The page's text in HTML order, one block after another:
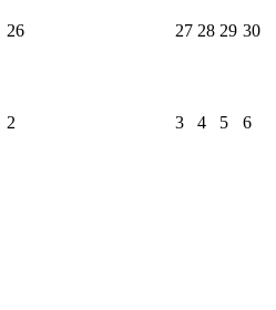
26 27 28 29 30
2 3 4 5 6